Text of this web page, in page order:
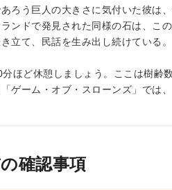
ろう巨人の大きさに気付いた彼は
ンドで発見された同様の石は、こ
立て、民話を生み出し続けている。
ほど休憩しましょう。ここは樹齢
ゲーム・オブ・スローンズ」では
確認事項